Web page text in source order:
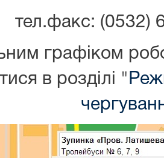
тел.факс: (0532)
графіком
в розділі "